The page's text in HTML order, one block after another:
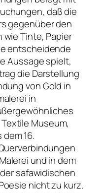
daß die
gegenüber den
Tinte, Papier
entscheidende
Aussage spielt,
die Darstellung
von Gold in
in
Museum,
16.
und in dem
safawidischen
nicht zu kurz.